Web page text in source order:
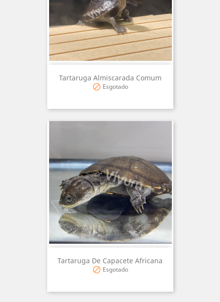
Tartaruga Almiscarada Comum
 Esgotado
Tartaruga De Capacete Africana
 Esgotado